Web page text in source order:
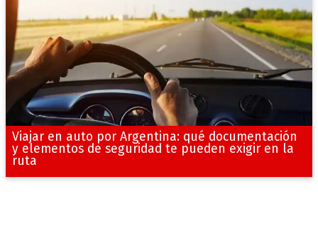
Viajar en auto por Argentina: qué documentación
y elementos de seguridad te pueden exigir en la
ruta